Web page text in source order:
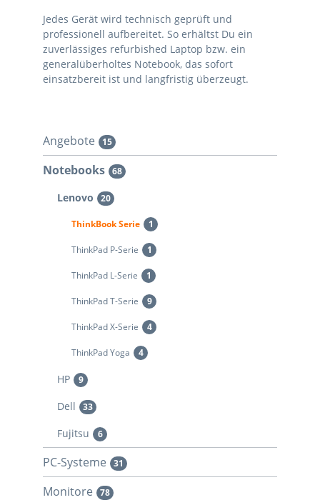
Jedes Gerät wird technisch geprüft und
professionell aufbereitet. So erhältst Du ein
zuverlässiges refurbished Laptop bzw. ein
generalüberholtes Notebook, das sofort
einsatzbereit ist und langfristig überzeugt.
Angebote 15
Notebooks 68
Lenovo 20
ThinkBook Serie 1
ThinkPad P-Serie 1
ThinkPad L-Serie 1
ThinkPad T-Serie 9
ThinkPad X-Serie 4
ThinkPad Yoga 4
HP 9
Dell 33
Fujitsu 6
PC-Systeme 31
Monitore 78